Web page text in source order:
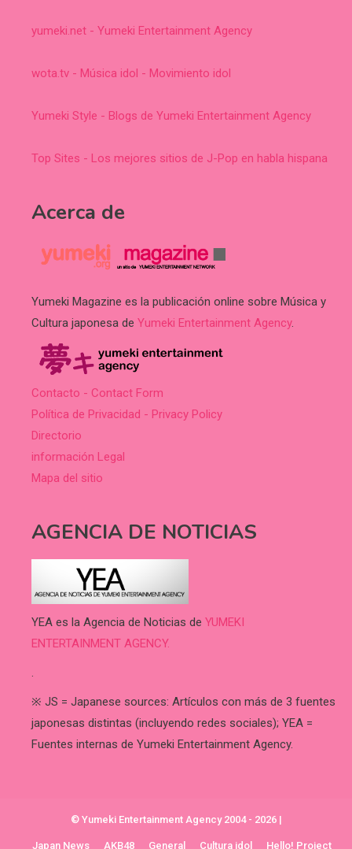
yumeki.net - Yumeki Entertainment Agency
wota.tv - Música idol - Movimiento idol
Yumeki Style - Blogs de Yumeki Entertainment Agency
Top Sites - Los mejores sitios de J-Pop en habla hispana
Acerca de
Yumeki Magazine es la publicación online sobre Música y
Cultura japonesa de Yumeki Entertainment Agency.
Contacto - Contact Form
Política de Privacidad - Privacy Policy
Directorio
información Legal
Mapa del sitio
AGENCIA DE NOTICIAS
YEA es la Agencia de Noticias de YUMEKI
ENTERTAINMENT AGENCY.
.
※ JS = Japanese sources: Artículos con más de 3 fuentes
japonesas distintas (incluyendo redes sociales); YEA =
Fuentes internas de Yumeki Entertainment Agency.
© Yumeki Entertainment Agency 2004 - 2026 |
Japan News AKB48 General Cultura idol Hello! Project